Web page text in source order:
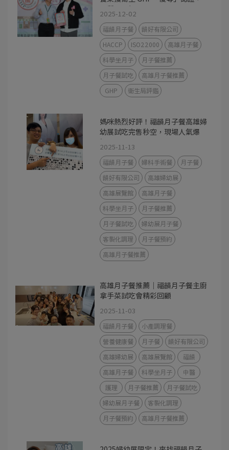
品質再升級
2025-12-02
福韻月子餐
韻好有限公司
HACCP
ISO22000
高雄月子餐
科學坐月子
月子餐推薦
月子餐試吃
高雄月子餐推薦
GHP
衛生局評鑑
媽咪熱烈好評！福韻月子餐高雄婦
幼展試吃完售秒空，現場人氣爆
棚！
2025-11-13
福韻月子餐 婦科手術餐
月子餐
韻好有限公司
高雄婦幼展
高雄展覽館
高雄月子餐
科學坐月子
月子餐推薦
月子餐試吃
婦幼展月子餐
客製化調理
月子餐預約
高雄月子餐推薦
高雄月子餐推薦｜福韻月子餐主廚
拿手菜試吃會精彩回顧
2025-11-03
福韻月子餐
小產調理餐
營養健康餐
月子餐
韻好有限公司
高雄婦幼展
高雄展覽館
福韻
高雄月子餐
科學坐月子
中醫
護理
月子餐推薦
月子餐試吃
婦幼展月子餐
客製化調理
月子餐預約
高雄月子餐推薦